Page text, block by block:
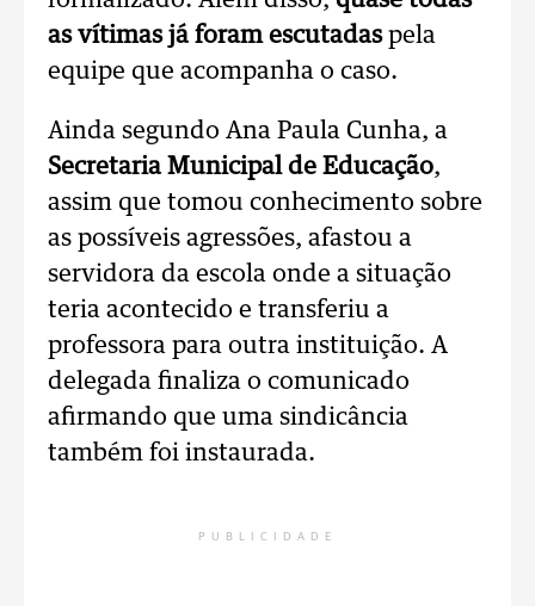
as vítimas já foram escutadaspela
equipe que acompanha o caso.
Ainda segundo Ana Paula Cunha, a
Secretaria Municipal de Educação,
assim que tomou conhecimento sobre
as possíveis agressões, afastou a
servidora da escola onde a situação
teria acontecido e transferiu a
professora para outra instituição. A
delegada finaliza o comunicado
afirmando que uma sindicância
também foi instaurada.
PUBLICIDADE